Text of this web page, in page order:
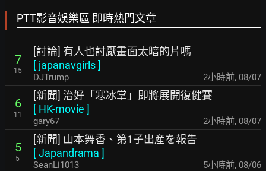
PTT影音娛樂區 即時熱門文章
7
15
[討論] 有人也討厭畫面太暗的片嗎
[ japanavgirls]
DJTrump 2小時前, 08/07
6
11
[新聞] 治好「寒冰掌」即將展開復健賽
[ HK-movie ]
gary67 2小時前, 08/07
5
5
[新聞] 山本舞香、第1子出産を報告
[Japandrama ]
SeanLi1013 5小時前, 08/06